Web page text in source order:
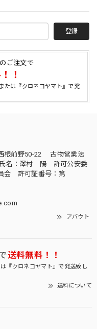
登録
ご注文で
！
たは『クロネコヤマト』で発
根前野50-22 古物営業法
名：澤村 陽 許可公安委
会 許可証番号：第
アバウト
送料無料！！
『クロネコヤマト』で発送致し
送料について